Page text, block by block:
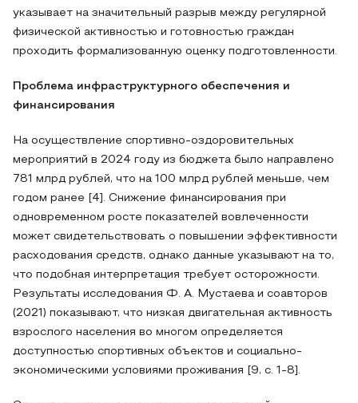
указывает на значительный разрыв между регулярной
физической активностью и готовностью граждан
проходить формализованную оценку подготовленности.
Проблема инфраструктурного обеспечения и
финансирования
На осуществление спортивно-оздоровительных
мероприятий в 2024 году из бюджета было направлено
781 млрд рублей, что на 100 млрд рублей меньше, чем
годом ранее [4]. Снижение финансирования при
одновременном росте показателей вовлеченности
может свидетельствовать о повышении эффективности
расходования средств, однако данные указывают на то,
что подобная интерпретация требует осторожности.
Результаты исследования Ф. А. Мустаева и соавторов
(2021) показывают, что низкая двигательная активность
взрослого населения во многом определяется
доступностью спортивных объектов и социально-
экономическими условиями проживания [9, с. 1-8].